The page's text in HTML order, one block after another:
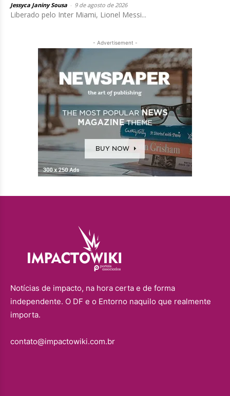
Jessyca Janiny Sousa 9 de agosto de 2026
Liberado pelo Inter Miami, Lionel Messi...
- Advertisement -
Notícias de impacto, na hora certa e de forma
independente. O DF e o Entorno naquilo que realmente
importa.
contato@impactowiki.com.br